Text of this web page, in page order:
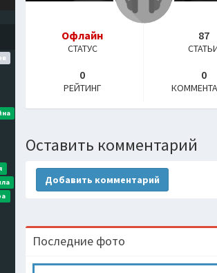
Офлайн
СТАТУС
87
0
РЕЙТИНГ
0
Оставить комментарий
Добавить комментарий
Последние фото